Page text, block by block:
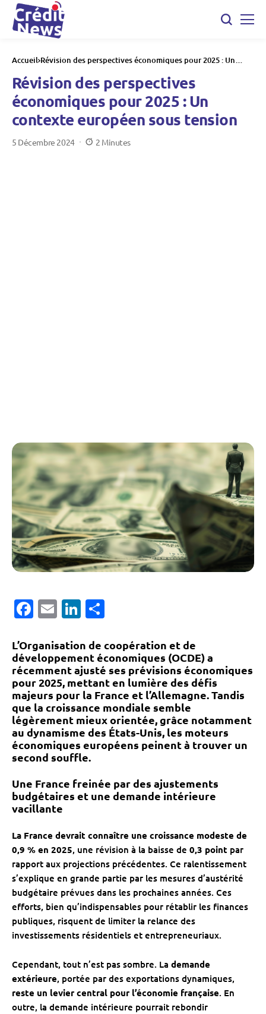
Accueil Révision des perspectives économiques pour 2025 : Un
contexte européen sous tension
Révision des perspectives
économiques pour 2025 : Un
contexte européen sous tension
5 Décembre 2024 2 Minutes
Facebook
EmailLinkedIn
L’Organisation de coopération et de
développement économiques (OCDE) a
récemment ajusté ses prévisions économiques
pour 2025, mettant en lumière des défis
majeurs pour la France et l’Allemagne. Tandis
que la croissance mondiale semble
légèrement mieux orientée, grâce notamment
au dynamisme des États-Unis, les moteurs
économiques européens peinent à trouver un
second souffle.
Une France freinée par des ajustements
budgétaires et une demande intérieure
vacillante
La France devrait connaître une croissance modeste de
0,9 % en 2025, une révision à la baisse de 0,3 point par
rapport aux projections précédentes. Ce ralentissement
s’explique en grande partie par les mesures d’austérité
budgétaire prévues dans les prochaines années. Ces
efforts, bien qu’indispensables pour rétablir les finances
publiques, risquent de limiter la relance des
investissements résidentiels et entrepreneuriaux.
Cependant, tout n’est pas sombre. La demande
extérieure, portée par des exportations dynamiques,
reste un levier central pour l’économie française. En
outre, la demande intérieure pourrait rebondir